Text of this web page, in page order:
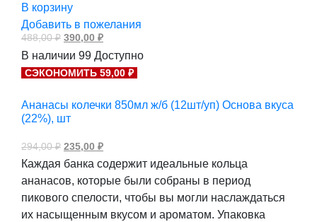
В корзину
Добавить в пожелания
488,00₽ Первоначальная
цена
составляла
488,00 ₽.
390,00 ₽Текущая
цена:
390,00 ₽.
В наличии 99 Доступно
СЭКОНОМИТЬ 59,00 ₽
Ананасы колечки 850мл ж/б (12шт/уп) Основа вкуса
(22%), шт
294,00₽ Первоначальная
цена
составляла
235,00 ₽Текущая
цена:
235,00 ₽.
Каждая банка содержит идеальные кольца
ананасов, которые были собраны в период
пикового спелости, чтобы вы могли наслаждаться
их насыщенным вкусом и ароматом. Упаковка